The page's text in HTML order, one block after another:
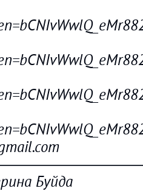
Буйда